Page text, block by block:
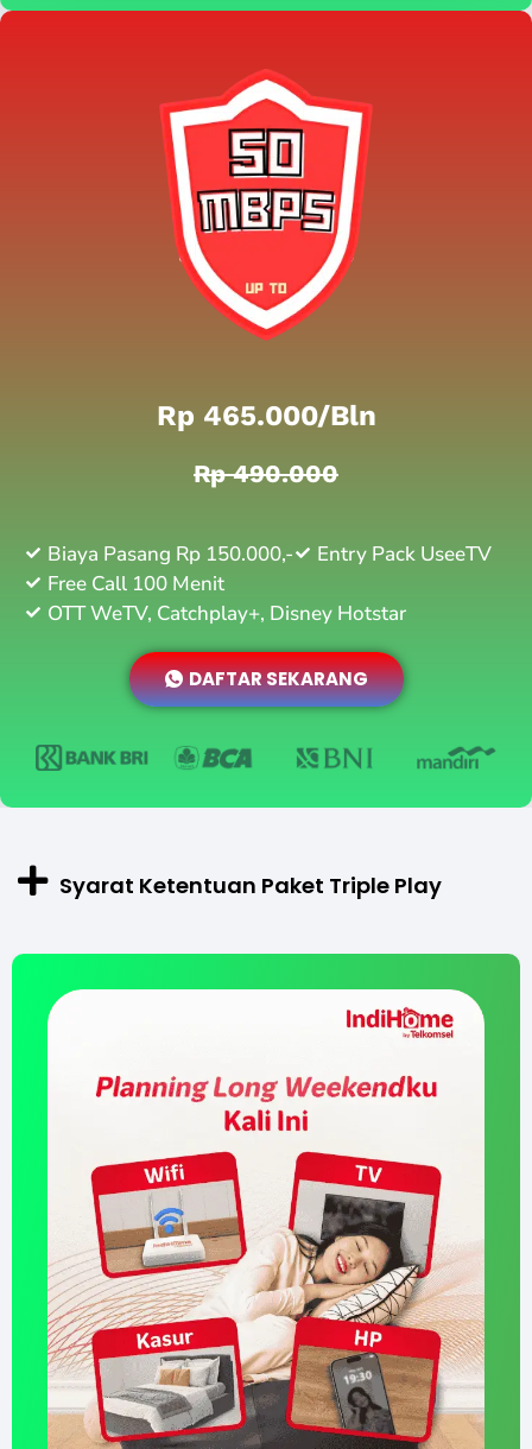
Rp 465.000/bln
Rp 490.000
Biaya Pasang Rp 150.000,-
Entry Pack UseeTV
Free Call 100 Menit
OTT WeTV, Catchplay+, Disney Hotstar
DAFTAR SEKARANG
Syarat Ketentuan Paket Triple Play